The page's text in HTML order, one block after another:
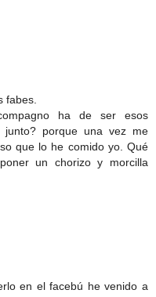
fabes.
ha de ser esos
junto? porque una vez me
que lo he comido yo. Qué
un chorizo y morcilla
en el facebú he venido a